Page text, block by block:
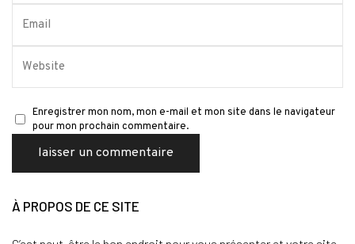
Enregistrer mon nom, mon e-mail et mon site dans le navigateur
pour mon prochain commentaire.
À PROPOS DE CE SITE